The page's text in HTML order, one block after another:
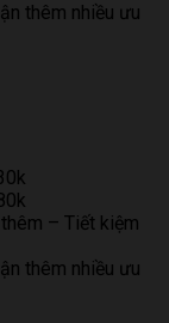
thêm nhiều ưu
– Tiết kiệm
thêm nhiều ưu